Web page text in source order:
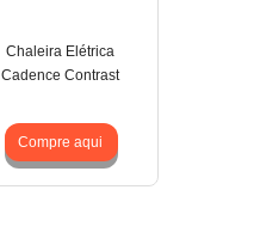
Chaleira Elétrica
Cadence Contrast
Compre aqui